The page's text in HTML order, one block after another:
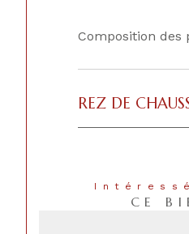
Composition des
REZ DE
CE